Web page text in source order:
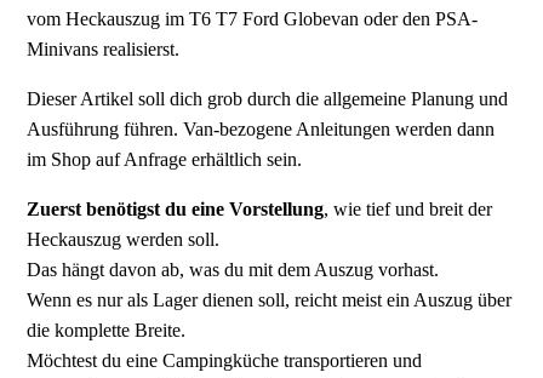
vom Heckauszug im T6 T7 Ford Globevan oder den PSA-
Minivans realisierst.
Dieser Artikel soll dich grob durch die allgemeine Planung und
Ausführung führen. Van-bezogene Anleitungen werden dann
im Shop auf Anfrage erhältlich sein.
Zuerst benötigst du eine Vorstellung, wie tief und breit der
Heckauszug werden soll.
Das hängt davon ab, was du mit dem Auszug vorhast.
Wenn es nur als Lager dienen soll, reicht meist ein Auszug über
die komplette Breite.
Möchtest du eine Campingküche transportieren und